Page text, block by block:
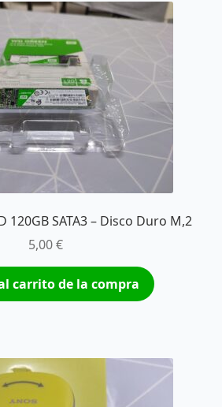
120GB SATA3 – Disco Duro M,2
5,00€
carrito de la compra